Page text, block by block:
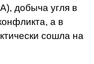
добыча угля в
а в
сошла на